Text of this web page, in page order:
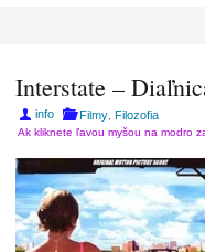
Interstate –
info Filmy, Filozofia
Ak kliknete ľavou myšou na modro